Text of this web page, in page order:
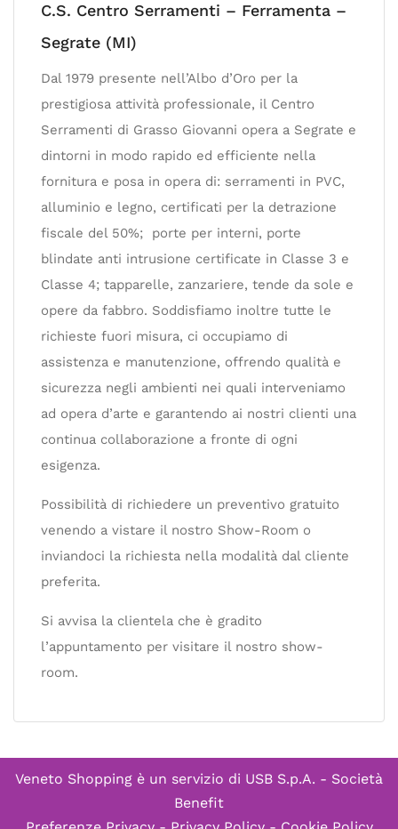
C.S. Centro Serramenti – Ferramenta –
Segrate (MI)
Dal 1979 presente nell’Albo d’Oro per la
prestigiosa attività professionale, il Centro
Serramenti di Grasso Giovanni opera a Segrate e
dintorni in modo rapido ed efficiente nella
fornitura e posa in opera di: serramenti in PVC,
alluminio e legno, certificati per la detrazione
fiscale del 50%; porte per interni, porte
blindate anti intrusione certificate in Classe 3 e
Classe 4; tapparelle, zanzariere, tende da sole e
opere da fabbro. Soddisfiamo inoltre tutte le
richieste fuori misura, ci occupiamo di
assistenza e manutenzione, offrendo qualità e
sicurezza negli ambienti nei quali interveniamo
ad opera d’arte e garantendo ai nostri clienti una
continua collaborazione a fronte di ogni
esigenza.
Possibilità di richiedere un preventivo gratuito
venendo a vistare il nostro Show-Room o
inviandoci la richiesta nella modalità dal cliente
preferita.
Si avvisa la clientela che è gradito
l’appuntamento per visitare il nostro show-
room.
Veneto Shopping è un servizio di USB S.p.A. - Società
Benefit